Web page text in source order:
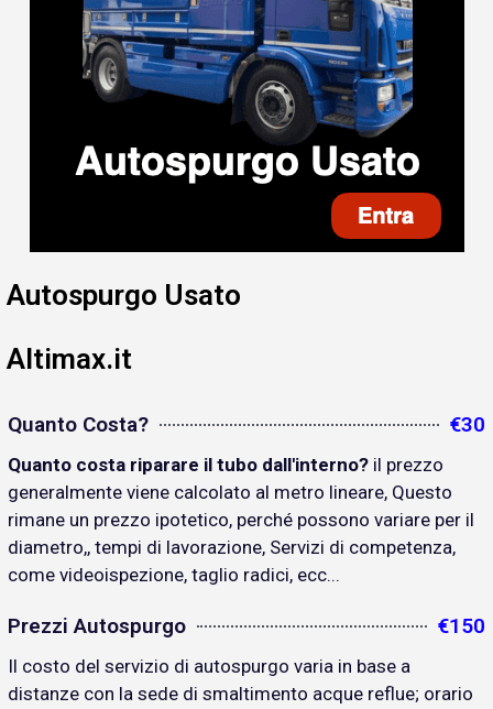
Autospurgo Usato
Altimax.it
Quanto Costa? €30
Quanto costa riparare il tubo dall'interno? il prezzo
generalmente viene calcolato al metro lineare, Questo
rimane un prezzo ipotetico, perché possono variare per il
diametro,, tempi di lavorazione, Servizi di competenza,
come videoispezione, taglio radici, ecc...
Prezzi Autospurgo €150
Il costo del servizio di autospurgo varia in base a
distanze con la sede di smaltimento acque reflue; orario